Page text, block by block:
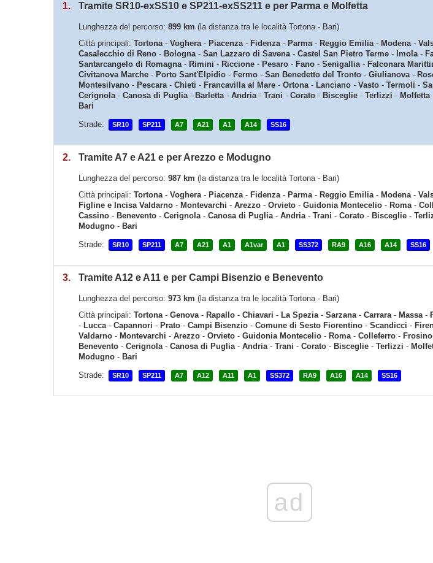
1. Tramite SR10-exSS10 e SP211-exSS211 e per Parma e Molfetta
Lunghezza del percorso: 899 km (la distanza tra le località Tortona - Bari)
Città principali: Tortona- Voghera- Piacenza- Fidenza- Parma- Reggio Emilia- Modena-
Casalecchio di Reno - Bologna- San Lazzaro di Savena- Castel San Pietro Terme - Imola-
Santarcangelo di Romagna- Rimini - Riccione - Pesaro - Fano - Senigallia- Falconara
Civitanova Marche - Porto Sant'Elpidio - Fermo - San Benedetto del Tronto - Giulianova-
Montesilvano - Pescara- Chieti - Francavilla al Mare - Ortona- Lanciano - Vasto - Termoli -
Cerignola- Canosa di Puglia- Barletta- Andria- Trani - Corato - Bisceglie - Terlizzi - Molfetta
Bari
Strade:
SR10 SP211 A7 A21 A1 A14 SS16
2. Tramite A7 e A21 e per Arezzo e Modugno
Lunghezza del percorso: 987 km (la distanza tra le località Tortona - Bari)
Città principali: Tortona- Voghera- Piacenza- Fidenza- Parma- Reggio Emilia- Modena-
Figline e Incisa Valdarno - Montevarchi - Arezzo - Orvieto - Guidonia Montecelio - Roma-
Cassino - Benevento - Cerignola- Canosa di Puglia- Andria- Trani - Corato - Bisceglie -
Modugno - Bari
Strade:
SR10 SP211 A7 A21 A1 A1var A1 SS372 RA9 A16 A14 SS16
3. Tramite A12 e A11 e per Campi Bisenzio e Benevento
Lunghezza del percorso: 973 km (la distanza tra le località Tortona - Bari)
Città principali: Tortona- Genova- Rapallo - Chiavari - La Spezia- Sarzana- Carrara- Massa-
- Lucca- Capannori - Prato - Campi Bisenzio - Comune di Sesto Fiorentino - Scandicci -
Valdarno - Montevarchi - Arezzo - Orvieto - Guidonia Montecelio - Roma- Colleferro -
Benevento - Cerignola- Canosa di Puglia- Andria- Trani - Corato - Bisceglie - Terlizzi -
Modugno - Bari
Strade:
SR10 SP211 A7 A12 A11 A1 SS372 RA9 A16 A14 SS16
ad